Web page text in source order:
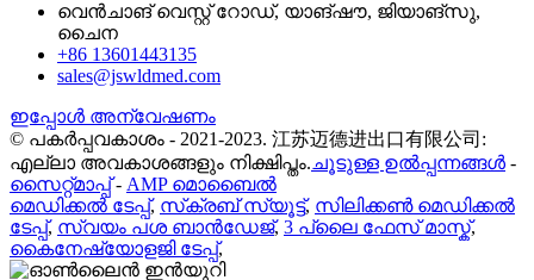
വെൻചാങ് വെസ്റ്റ് റോഡ്, യാങ്‌ഷൗ, ജിയാങ്‌സു,
ചൈന
+86 13601443135
sales@jswldmed.com
ഇപ്പോൾ അന്വേഷണം
© പകർപ്പവകാശം - 2021-2023. 江苏迈德进出口有限公司:
എല്ലാ അവകാശങ്ങളും നിക്ഷിപ്തം. ചൂടുള്ള ഉൽപ്പന്നങ്ങൾ -
സൈറ്റ്മാപ്പ്- AMP മൊബൈൽ
മെഡിക്കൽ ടേപ്പ്, സ്‌ക്രബ് സ്യൂട്ട്, സിലിക്കൺ മെഡിക്കൽ
ടേപ്പ്, സ്വയം പശ ബാൻഡേജ്, 3 പ്ലൈ ഫേസ് മാസ്ക്,
കൈനേഷ്യോളജി ടേപ്പ്,